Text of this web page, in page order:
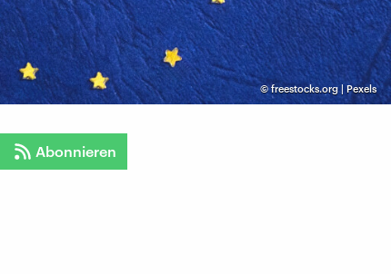
©freestocks.org | Pexels
Abonnieren